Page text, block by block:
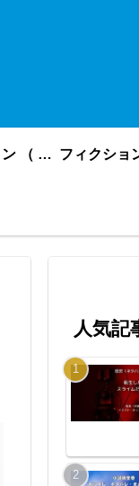
ノンフィクション （ nonfiction ） あいうえお順
人気記